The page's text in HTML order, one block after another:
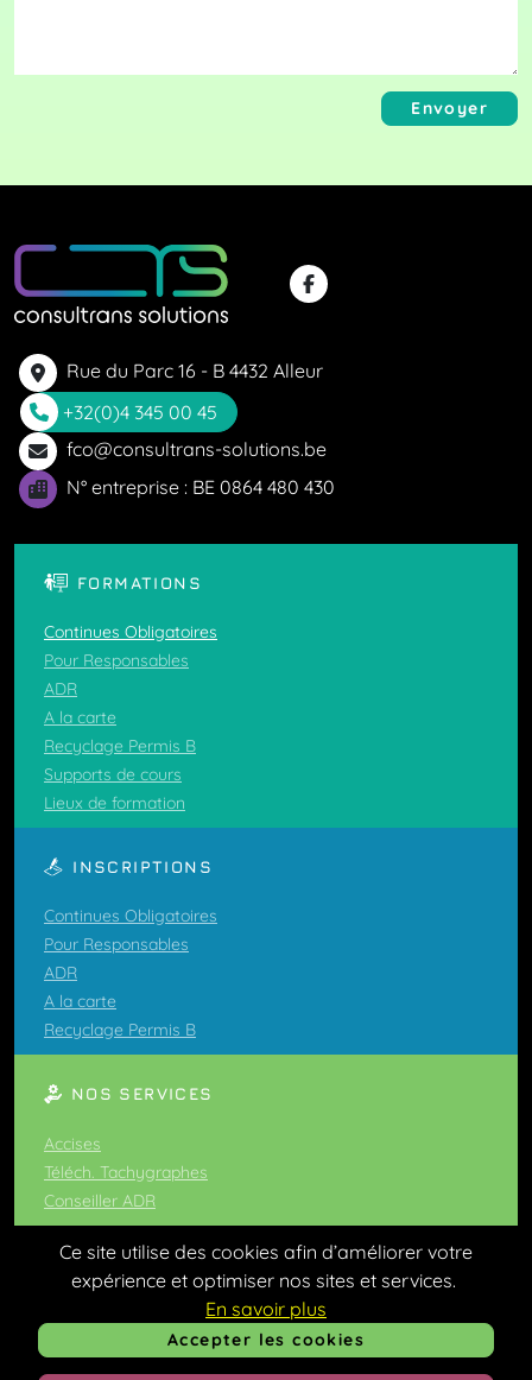
Envoyer
Rue du Parc 16 - B 4432 Alleur
+32(0)4 345 00 45
fco@consultrans-solutions.be
N° entreprise : BE 0864 480 430
FORMATIONS
Continues Obligatoires
Pour Responsables
ADR
A la carte
Recyclage Permis B
Supports de cours
Lieux de formation
INSCRIPTIONS
Continues Obligatoires
Pour Responsables
ADR
A la carte
Recyclage Permis B
NOS SERVICES
Accises
Téléch. Tachygraphes
Conseiller ADR
CALENDRIER
Voir le calendrier
Ce site utilise des cookies afin d’améliorer votre
expérience et optimiser nos sites et services.
En savoir plus
Accepter les cookies